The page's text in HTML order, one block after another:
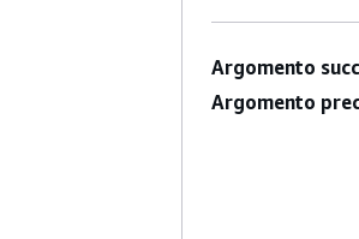
Argomento
Argomento